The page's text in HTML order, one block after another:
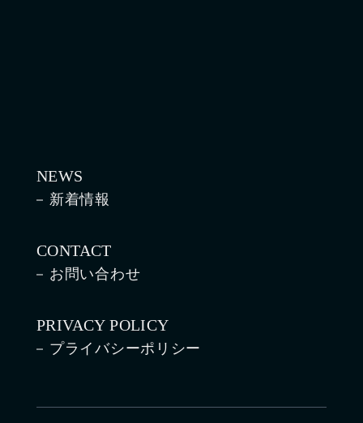
NEWS
新着情報
CONTACT
お問い合わせ
PRIVACY POLICY
プライバシーポリシー